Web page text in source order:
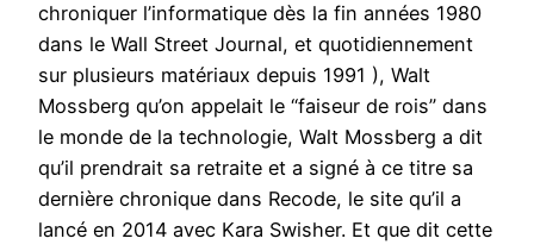
chroniquer l’informatique dès la fin années 1980
dans le Wall Street Journal, et quotidiennement
sur plusieurs matériaux depuis 1991 ), Walt
Mossberg qu’on appelait le “faiseur de rois” dans
le monde de la technologie, Walt Mossberg a dit
qu’il prendrait sa retraite et a signé à ce titre sa
dernière chronique dans Recode, le site qu’il a
lancé en 2014 avec Kara Swisher. Et que dit cette